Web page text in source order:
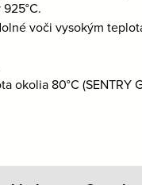
voči vysokým
80°C (SENTRY